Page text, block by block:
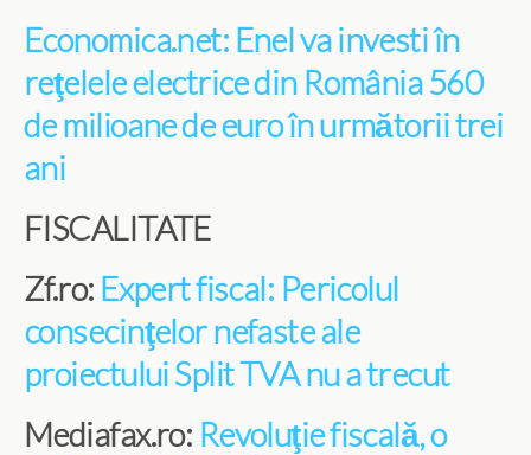
Economica.net: Enel va investi în
reţelele electrice din România 560
de milioane de euro în următorii trei
ani
FISCALITATE
Zf.ro: Expert fiscal: Pericolul
consecinţelor nefaste ale
proiectului Split TVA nu a trecut
Mediafax.ro: Revoluţie fiscală, o